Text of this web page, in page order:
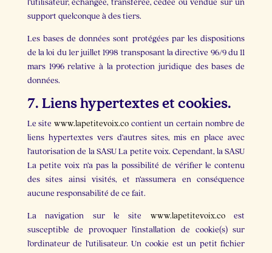
l’utilisateur, échangée, transférée, cédée ou vendue sur un
support quelconque à des tiers.
Les bases de données sont protégées par les dispositions
de la loi du 1er juillet 1998 transposant la directive 96/9 du 11
mars 1996 relative à la protection juridique des bases de
données.
7. Liens hypertextes et cookies.
Le sitewww.lapetitevoix.co contient un certain nombre de
liens hypertextes vers d’autres sites, mis en place avec
l’autorisation de la SASU La petite voix. Cependant, la SASU
La petite voix n’a pas la possibilité de vérifier le contenu
des sites ainsi visités, et n’assumera en conséquence
aucune responsabilité de ce fait.
La navigation sur le site www.lapetitevoix.coest
susceptible de provoquer l’installation de cookie(s) sur
l’ordinateur de l’utilisateur. Un cookie est un petit fichier